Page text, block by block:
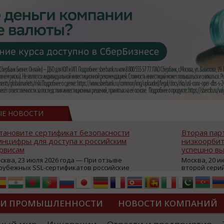
НОВОСТИ
сертификат безопасности
для доступа к российским
23 июля 2026 года — При отзыве
SSL-сертификатов российские
могут некорректно открываться в
браузерах (Google Chrome,
Edge и др.), а соединение с сервисами
ресурсы уже сообщили о
недоступности и ошибках при
из-за отзывов сертификатов
Вторая
успешно
Москва, 20
второй
аппаратов,
масштабной
интернет с
из
«Экономика
ПРОМЫШЛЕННОСТИ НОВОСТИ КОМПАНИЙ